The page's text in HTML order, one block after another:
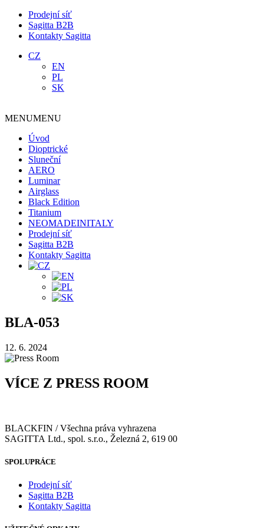
Prodejní síť
Sagitta B2B
Kontakty Sagitta
CZ
EN
PL
SK
MENUMENU
Úvod
Dioptrické
Sluneční
AERO
Luminar
Airglass
Black Edition
Titanium
NEOMADEINITALY
Prodejní síť
Sagitta B2B
Kontakty Sagitta
BLA-053
12. 6. 2024
VÍCE Z PRESS ROOM
BLACKFIN / Všechna práva vyhrazena
SAGITTA Ltd., spol. s.r.o., Železná 2, 619 00
SPOLUPRÁCE
Prodejní síť
Sagitta B2B
Kontakty Sagitta